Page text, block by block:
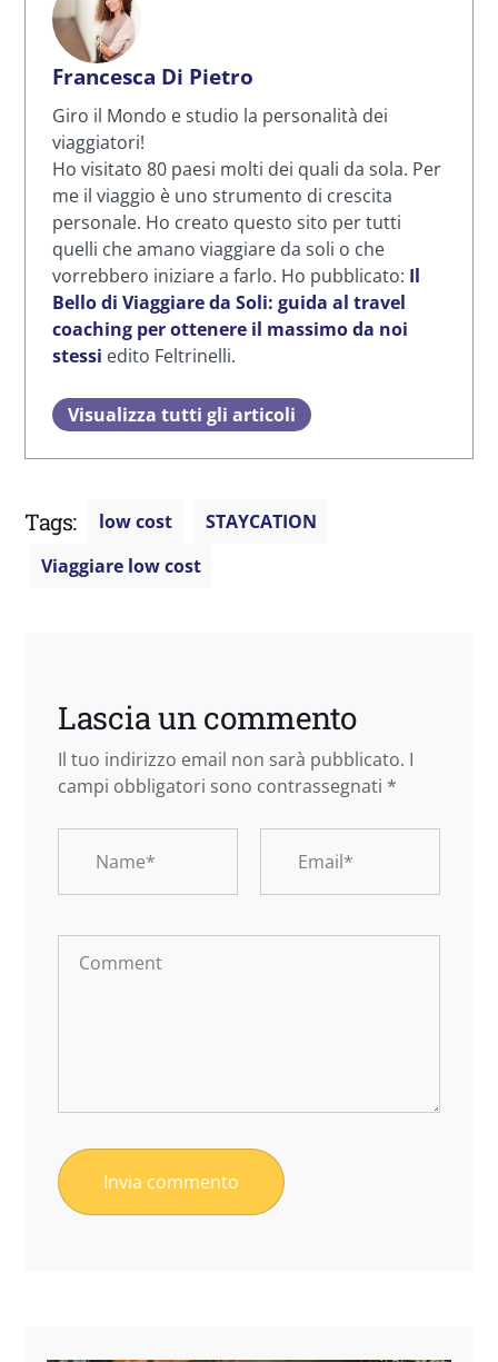
Francesca Di Pietro
Giro il Mondo e studio la personalità dei
viaggiatori!
Ho visitato 80 paesi molti dei quali da sola. Per
me il viaggio è uno strumento di crescita
personale. Ho creato questo sito per tutti
quelli che amano viaggiare da soli o che
vorrebbero iniziare a farlo. Ho pubblicato: Il
Bello di Viaggiare da Soli: guida al travel
coaching per ottenere il massimo da noi
stessi edito Feltrinelli.
Visualizza tutti gli articoli
Tags: low cost
STAYCATION
Viaggiare low cost
Lascia un commento
Il tuo indirizzo email non sarà pubblicato. I
campi obbligatori sono contrassegnati *